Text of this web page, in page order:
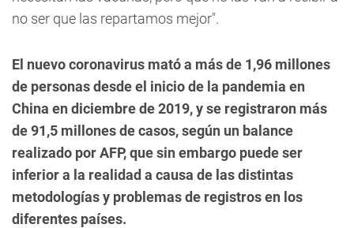
no ser que las repartamos mejor".
El nuevo coronavirus mató a más de 1,96 millones
de personas desde el inicio de la pandemia en
China en diciembre de 2019, y se registraron más
de 91,5 millones de casos, según un balance
realizado por AFP, que sin embargo puede ser
inferior a la realidad a causa de las distintas
metodologías y problemas de registros en los
diferentes países.